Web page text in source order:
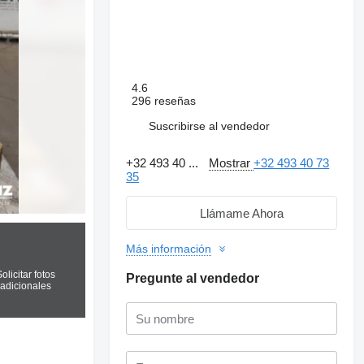
fotos
adicionales
4.6
296 reseñas
Suscribirse al vendedor
+32 493 40 ... Mostrar+32 493 40 73
35
Llámame Ahora
Más información
Pregunte al vendedor